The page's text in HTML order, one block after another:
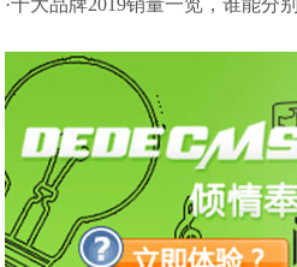
·十大品牌2019销量一览，谁能分